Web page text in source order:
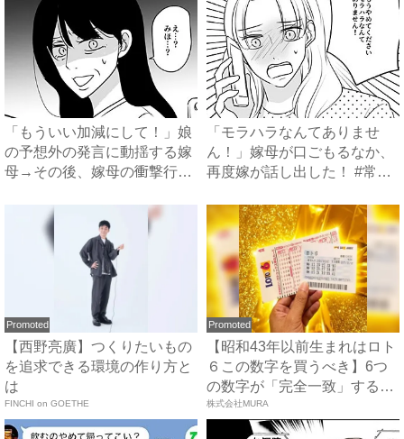
「もういい加減にして！」娘
の予想外の発言に動揺する嫁
母→その後、嫁母の衝撃行動
「モラハラなんてありませ
ん！」嫁母が口ごもるなか、
再度嫁が話し出した！ #常識
Promoted
【西野亮廣】つくりたいもの
を追求できる環境の作り方と
は
FINCHI on GOETHE
Promoted
【昭和43年以前生まれはロト
６この数字を買うべき】6つ
の数字が「完全一致」する
方...
株式会社MURA